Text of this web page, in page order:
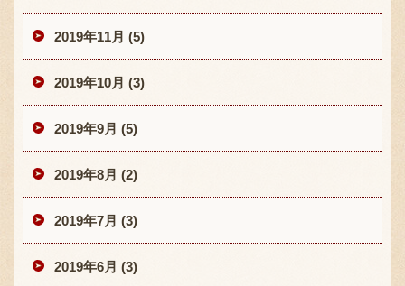
2019年11月 (5)
2019年10月 (3)
2019年9月 (5)
2019年8月 (2)
2019年7月 (3)
2019年6月 (3)